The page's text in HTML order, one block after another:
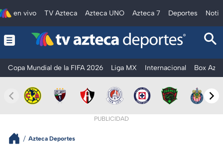
en vivo TV Azteca Azteca UNO Azteca 7 Deportes
Copa Mundial de la FIFA 2026 Liga MX Internacional Box
PUBLICIDAD
Azteca Deportes